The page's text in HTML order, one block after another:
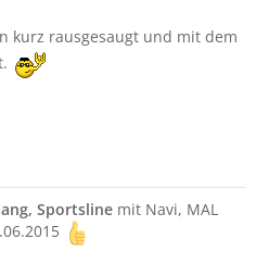
kurz rausgesaugt und mit dem
Sportsline mit Navi, MAL